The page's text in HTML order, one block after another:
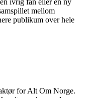
ivrig fan eller en ny
mellom
publikum over hele
for Alt Om Norge.